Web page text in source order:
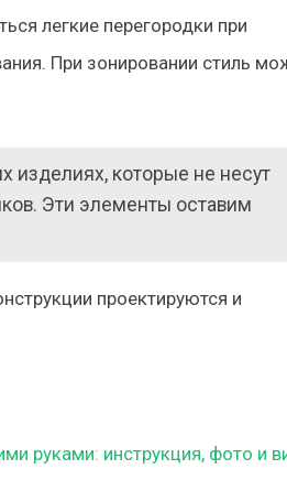
легкие перегородки при
При зонировании стиль
изделиях, которые не несут
Эти элементы оставим
проектируются и